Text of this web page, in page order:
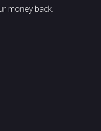
money back.